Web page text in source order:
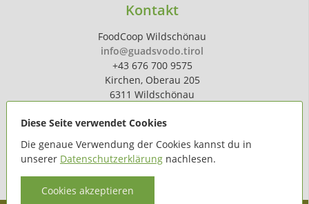
Kontakt
FoodCoop Wildschönau
info@guadsvodo.tirol
+43 676 700 9575
Kirchen, Oberau 205
6311 Wildschönau
powered byhoferdigital.at
Diese Seite verwendet Cookies
Die genaue Verwendung der Cookies kannst du in
unserer Datenschutzerklärungnachlesen.
Cookies akzeptieren